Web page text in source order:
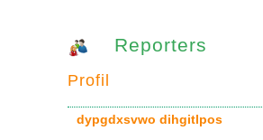
Reporters
Profil
dypgdxsvwo dihgitlpos